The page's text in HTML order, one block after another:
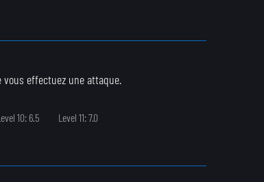
effectuez une attaque.
10: 6.5
Level 11: 7.0